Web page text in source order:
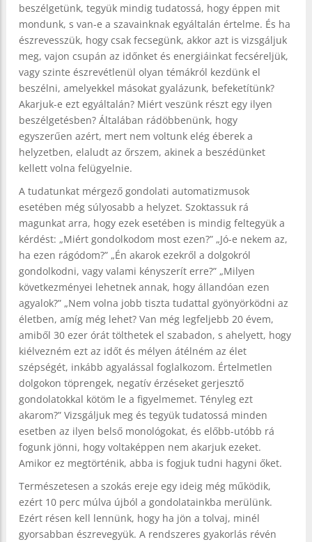
beszélgetünk, tegyük mindig tudatossá, hogy éppen mit
mondunk, s van-e a szavainknak egyáltalán értelme. És ha
észrevesszük, hogy csak fecsegünk, akkor azt is vizsgáljuk
meg, vajon csupán az időnket és energiáinkat fecséreljük,
vagy szinte észrevétlenül olyan témákról kezdünk el
beszélni, amelyekkel másokat gyalázunk, befeketítünk?
Akarjuk-e ezt egyáltalán? Miért veszünk részt egy ilyen
beszélgetésben? Általában rádöbbenünk, hogy
egyszerűen azért, mert nem voltunk elég éberek a
helyzetben, elaludt az őrszem, akinek a beszédünket
kellett volna felügyelnie.
A tudatunkat mérgező gondolati automatizmusok
esetében még súlyosabb a helyzet. Szoktassuk rá
magunkat arra, hogy ezek esetében is mindig feltegyük a
kérdést: „Miért gondolkodom most ezen?” „Jó-e nekem az,
ha ezen rágódom?” „Én akarok ezekről a dolgokról
gondolkodni, vagy valami kényszerít erre?” „Milyen
következményei lehetnek annak, hogy állandóan ezen
agyalok?” „Nem volna jobb tiszta tudattal gyönyörködni az
életben, amíg még lehet? Van még legfeljebb 20 évem,
amiből 30 ezer órát tölthetek el szabadon, s ahelyett, hogy
kiélvezném ezt az időt és mélyen átélném az élet
szépségét, inkább agyalással foglalkozom. Értelmetlen
dolgokon töprengek, negatív érzéseket gerjesztő
gondolatokkal kötöm le a figyelmemet. Tényleg ezt
akarom?” Vizsgáljuk meg és tegyük tudatossá minden
esetben az ilyen belső monológokat, és előbb-utóbb rá
fogunk jönni, hogy voltaképpen nem akarjuk ezeket.
Amikor ez megtörténik, abba is fogjuk tudni hagyni őket.
Természetesen a szokás ereje egy ideig még működik,
ezért 10 perc múlva újból a gondolatainkba merülünk.
Ezért résen kell lennünk, hogy ha jön a tolvaj, minél
gyorsabban észrevegyük. A rendszeres gyakorlás révén